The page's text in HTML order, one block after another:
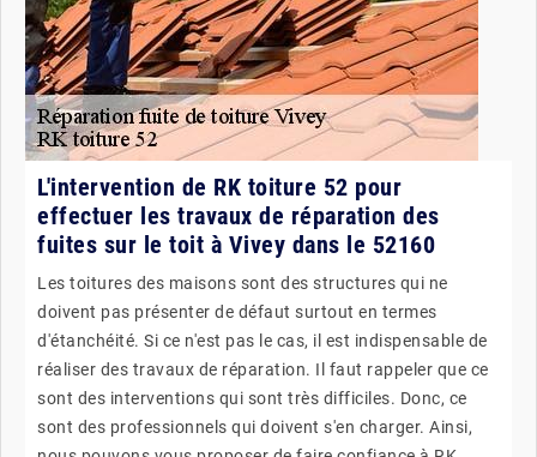
L'intervention de RK toiture 52 pour
effectuer les travaux de réparation des
fuites sur le toit à Vivey dans le 52160
Les toitures des maisons sont des structures qui ne
doivent pas présenter de défaut surtout en termes
d'étanchéité. Si ce n'est pas le cas, il est indispensable de
réaliser des travaux de réparation. Il faut rappeler que ce
sont des interventions qui sont très difficiles. Donc, ce
sont des professionnels qui doivent s'en charger. Ainsi,